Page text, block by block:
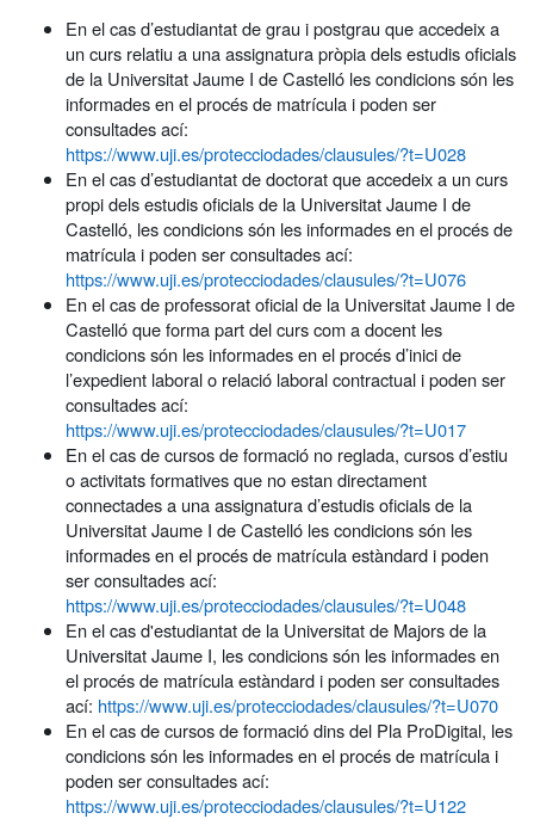
En el cas d’estudiantat de grau i postgrau que accedeix a
un curs relatiu a una assignatura pròpia dels estudis oficials
de la Universitat Jaume I de Castelló les condicions són les
informades en el procés de matrícula i poden ser
consultades ací:
https://www.uji.es/protecciodades/clausules/?t=U028
En el cas d’estudiantat de doctorat que accedeix a un curs
propi dels estudis oficials de la Universitat Jaume I de
Castelló, les condicions són les informades en el procés de
matrícula i poden ser consultades ací:
https://www.uji.es/protecciodades/clausules/?t=U076
En el cas de professorat oficial de la Universitat Jaume I de
Castelló que forma part del curs com a docent les
condicions són les informades en el procés d’inici de
l’expedient laboral o relació laboral contractual i poden ser
consultades ací:
https://www.uji.es/protecciodades/clausules/?t=U017
En el cas de cursos de formació no reglada, cursos d’estiu
o activitats formatives que no estan directament
connectades a una assignatura d’estudis oficials de la
Universitat Jaume I de Castelló les condicions són les
informades en el procés de matrícula estàndard i poden
ser consultades ací:
https://www.uji.es/protecciodades/clausules/?t=U048
En el cas d'estudiantat de la Universitat de Majors de la
Universitat Jaume I, les condicions són les informades en
el procés de matrícula estàndard i poden ser consultades
ací: https://www.uji.es/protecciodades/clausules/?t=U070
En el cas de cursos de formació dins del Pla ProDigital, les
condicions són les informades en el procés de matrícula i
poden ser consultades ací:
https://www.uji.es/protecciodades/clausules/?t=U122